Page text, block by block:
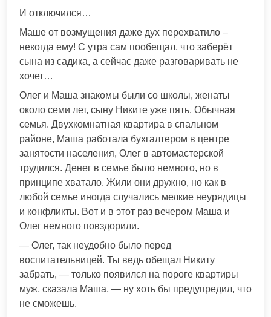
И отключился…
Маше от возмущения даже дух перехватило –
некогда ему! С утра сам пообещал, что заберёт
сына из садика, а сейчас даже разговаривать не
хочет…
Олег и Маша знакомы были со школы, женаты
около семи лет, сыну Никите уже пять. Обычная
семья. Двухкомнатная квартира в спальном
районе, Маша работала бухгалтером в центре
занятости населения, Олег в автомастерской
трудился. Денег в семье было немного, но в
принципе хватало. Жили они дружно, но как в
любой семье иногда случались мелкие неурядицы
и конфликты. Вот и в этот раз вечером Маша и
Олег немного повздорили.
— Олег, так неудобно было перед
воспитательницей. Ты ведь обещал Никиту
забрать, — только появился на пороге квартиры
муж, сказала Маша, — ну хоть бы предупредил, что
не сможешь.